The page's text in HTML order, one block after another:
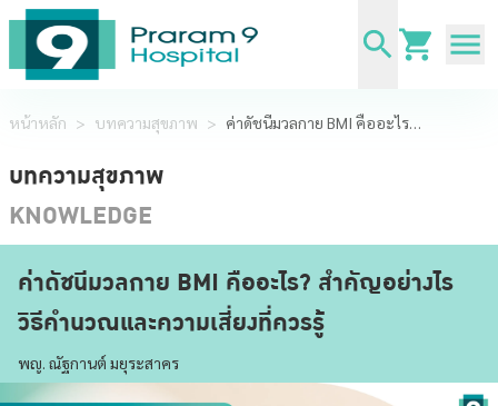
หน้าหลัก > บทความสุขภาพ > ค่าดัชนีมวลกาย BMI คืออะไร? สำคัญอย่างไร วิธีคำนวณและความเสี่ยงที่ควรรู้
บทความสุขภาพ
KNOWLEDGE
ค่าดัชนีมวลกาย BMI คืออะไร? สำคัญอย่างไร
วิธีคำนวณและความเสี่ยงที่ควรรู้
พญ. ณัฐกานต์ มยุระสาคร